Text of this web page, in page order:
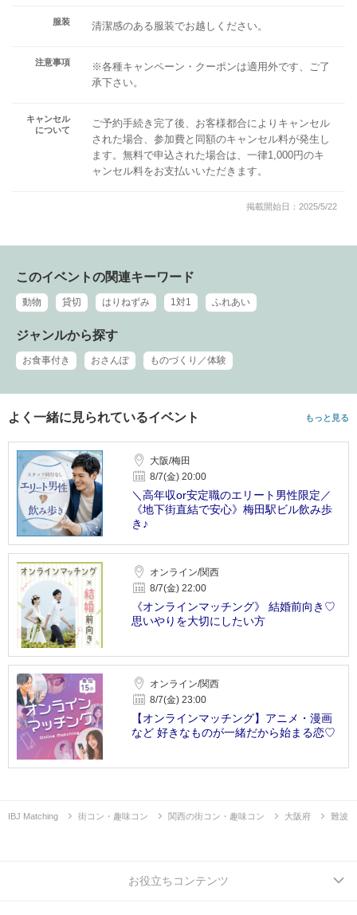
服装 清潔感のある服装でお越しください。
注意事項
※各種キャンペーン・クーポンは適用外です、ご了
承下さい。
キャンセル
について
ご予約手続き完了後、お客様都合によりキャンセル
された場合、参加費と同額のキャンセル料が発生し
ます。無料で申込された場合は、一律1,000円のキ
ャンセル料をお支払いいただきます。
掲載開始日：2025/5/22
このイベントの関連キーワード
動物 貸切 はりねずみ 1対1 ふれあい
ジャンルから探す
お食事付き おさんぽ ものづくり／体験
よく一緒に見られているイベント もっと見る
大阪/梅田
8/7(金) 20:00
＼高年収or安定職のエリート男性限定／
《地下街直結で安心》梅田駅ビル飲み歩
き♪
オンライン/関西
8/7(金) 22:00
《オンラインマッチング》 結婚前向き♡
思いやりを大切にしたい方
オンライン/関西
8/7(金) 23:00
【オンラインマッチング】アニメ・漫画
など 好きなものが一緒だから始まる恋♡
IBJ Matching 街コン・趣味コン 関西の街コン・趣味コン 大阪府 難波
お役立ちコンテンツ